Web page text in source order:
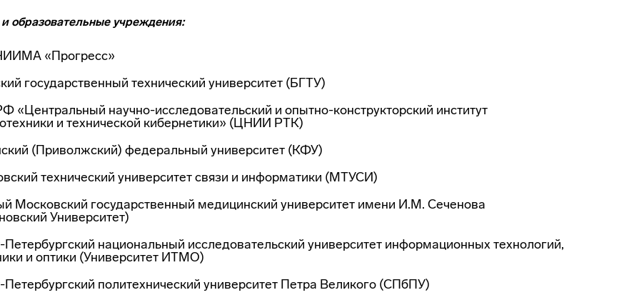
образовательные учреждения:
«Прогресс»
государственный технический университет (БГТУ)
«Центральный научно-исследовательский и опытно-конструкторский институт
и технической кибернетики» (ЦНИИ РТК)
(Приволжский) федеральный университет (КФУ)
технический университет связи и информатики (МТУСИ)
Московский государственный медицинский университет имени И.М. Сеченова
Университет)
Петербургский национальный исследовательский университет информационных технологий,
и оптики (Университет ИТМО)
Петербургский политехнический университет Петра Великого (СПбПУ)